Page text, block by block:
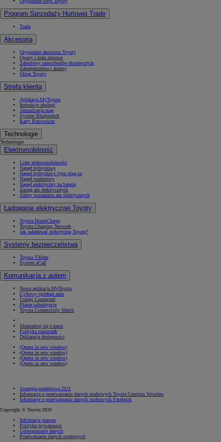
Program Sprzedaży Hurtowej Trade
Trade
Akcesoria
Oryginalne akcesoria Toyoty
Opony i koła zimowe
Zabudowy samochodów dostawczych
Zabezpieczenia i alarmy
Sklep Toyoty
Strefa klienta
Aplikacja MyToyota
Instrukcje obsługi
Aktualizacja map
System Bluetooth®
Karty Ratownicze
Technologie
Technologie
Elektromobilność
Lider elektromobilności
Napęd hybrydowy
Napęd hybrydowy typu plug-in
Napęd wodorowy
Napęd elektryczny na baterię
Zasięg aut elektrycznych
Zalety posiadania aut elektrycznych
Ładowanie elektrycznej Toyoty
Toyota HomeCharge
Toyota Charging Network
Jak naładować elektryczną Toyotę?
Systemy bezpieczeństwa
Toyota T-Mate
System eCall
Komunikacja z autem
Nowa aplikacja MyToyota
Cyfrowy opiekun auta
Usługi Connected
Płatne subskrypcje
Toyota Connectivity Match
Skontaktuj się z nami
Polityka ciasteczek
Deklaracja dostępności
(Opens in new window)
(Opens in new window)
(Opens in new window)
(Opens in new window)
Strategia podatkowa 2021
Informacja o przetwarzaniu danych osobowych Toyota Centrum Wrocław
Informacje o przetwarzaniu danych osobowych Facebook
Copyright © Toyota 2026
Informacje prawne
Polityka prywatności
Udostępnianie danych
Przetwarzanie danych osobowych